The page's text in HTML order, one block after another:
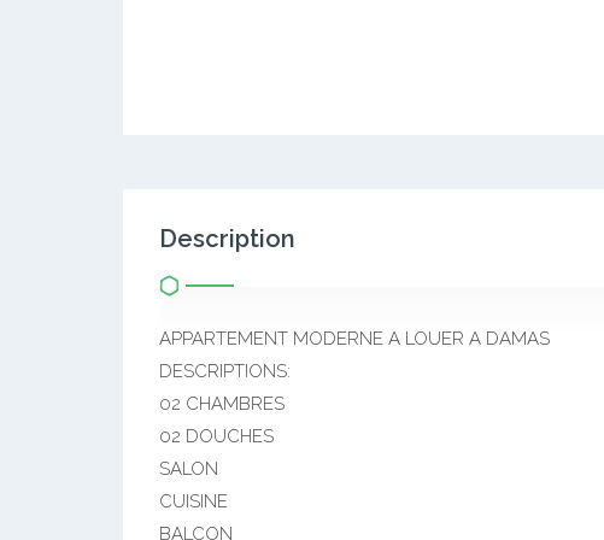
Description
APPARTEMENT MODERNE A LOUER A DAMAS
DESCRIPTIONS:
02 CHAMBRES
02 DOUCHES
SALON
CUISINE
BALCON